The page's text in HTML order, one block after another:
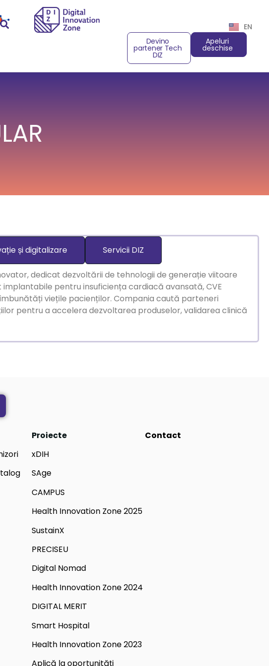
EN
Devino
partener Tech
DIZ
Apeluri
deschise
și digitalizare Servicii DIZ
dedicat dezvoltării de tehnologii de generație viitoare
pentru insuficiența cardiacă avansată, CVE
viețile pacienților. Compania caută parteneri
pentru a accelera dezvoltarea produselor, validarea clinică
Proiecte
xDIH
SAge
CAMPUS
Health Innovation Zone 2025
SustainX
PRECISEU
Digital Nomad
Health Innovation Zone 2024
DIGITAL MERIT
Smart Hospital
Health Innovation Zone 2023
Aplică la oportunități
Contact